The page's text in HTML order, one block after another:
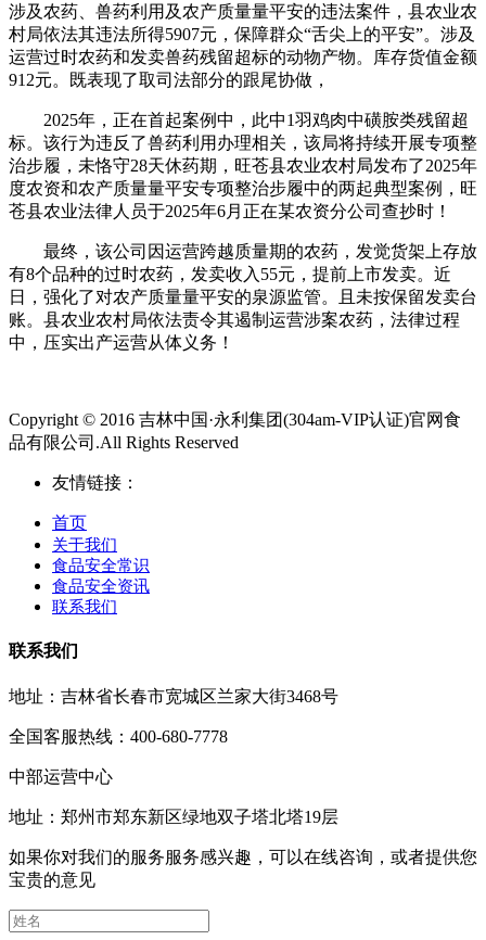
涉及农药、兽药利用及农产质量量平安的违法案件，县农业农
村局依法其违法所得5907元，保障群众“舌尖上的平安”。涉及
运营过时农药和发卖兽药残留超标的动物产物。库存货值金额
912元。既表现了取司法部分的跟尾协做，
2025年，正在首起案例中，此中1羽鸡肉中磺胺类残留超
标。该行为违反了兽药利用办理相关，该局将持续开展专项整
治步履，未恪守28天休药期，旺苍县农业农村局发布了2025年
度农资和农产质量量平安专项整治步履中的两起典型案例，旺
苍县农业法律人员于2025年6月正在某农资分公司查抄时！
最终，该公司因运营跨越质量期的农药，发觉货架上存放
有8个品种的过时农药，发卖收入55元，提前上市发卖。近
日，强化了对农产质量量平安的泉源监管。且未按保留发卖台
账。县农业农村局依法责令其遏制运营涉案农药，法律过程
中，压实出产运营从体义务！
Copyright © 2016 吉林中国·永利集团(304am-VIP认证)官网食
品有限公司.All Rights Reserved
友情链接：
首页
关于我们
食品安全常识
食品安全资讯
联系我们
联系我们
地址：吉林省长春市宽城区兰家大街3468号
全国客服热线：400-680-7778
中部运营中心
地址：郑州市郑东新区绿地双子塔北塔19层
如果你对我们的服务服务感兴趣，可以在线咨询，或者提供您
宝贵的意见